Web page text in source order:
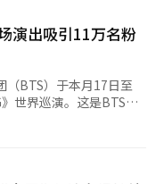
级，包括引入基于人工
式。目前平台已支持英
送进度查询，同时在支
入支付宝、微信支付等
通过持续优化产品与服
动平台在跨境消费场景
金的特殊目的公司获得
30%的利润。HYBE成
约4000亿韩元。警方认
约1900亿韩元。根据
韩元以上非法利益的行
。警方将此案视为严重
年6月，警方搜查了韩
键证据。方时赫被禁止
韩元股票的扣押令，
演出吸引11万名粉
（BTS）于本月17日至
世界巡演。这是BTS自
登上东京巨蛋舞台。两
台。其中，新歌《Body